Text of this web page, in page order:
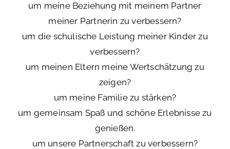
um meine Beziehung mit meinem Partner
meiner Partnerin zu verbessern?
um die schulische Leistung meiner Kinder zu
verbessern?
um meinen Eltern meine Wertschätzung zu
zeigen?
um meine Familie zu stärken?
um gemeinsam Spaß und schöne Erlebnisse zu
genießen.
um unsere Partnerschaft zu verbessern?